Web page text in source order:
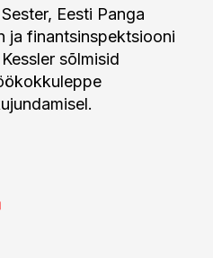
Eesti Panga
ja finantsinspektsiooni
sõlmisid